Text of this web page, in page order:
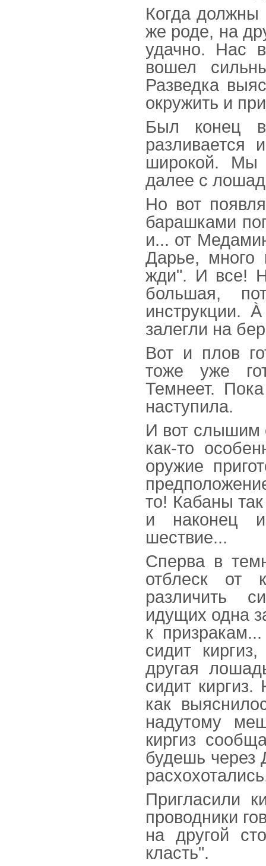
Когда должны
же роде, на
удачно. Нас
вошел
Разведка
окружить и
Был конец
разливается
широкой. Мы
далее с
Но вот
барашками
и... от
Дарье, много
жди". И все!
большая,
инструкции.
залегли на
Вот и плов
тоже уже
Темнеет.
наступила.
И вот слышим
как-то
оружие
то! Кабаны
и наконец
шествие...
Сперва в
отблеск от
различить
идущих одна
к
сидит
другая
сидит
как
надутому
киргиз
будешь через
Пригласили
проводники
на другой
класть".